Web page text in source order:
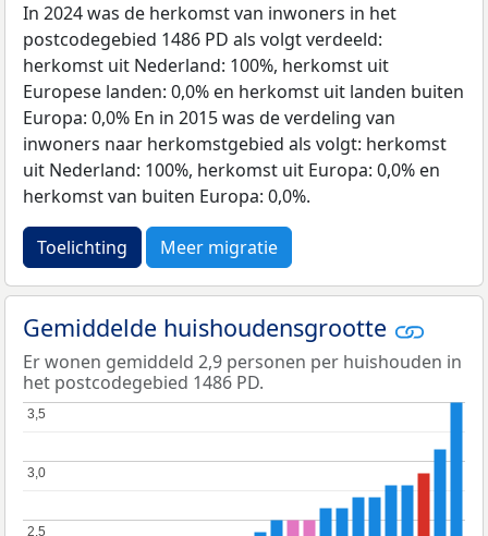
In 2024 was de herkomst van inwoners in het
postcodegebied 1486 PD als volgt verdeeld:
herkomst uit Nederland: 100%, herkomst uit
Europese landen: 0,0% en herkomst uit landen buiten
Europa: 0,0% En in 2015 was de verdeling van
inwoners naar herkomstgebied als volgt: herkomst
uit Nederland: 100%, herkomst uit Europa: 0,0% en
herkomst van buiten Europa: 0,0%.
Toelichting Meer migratie
Gemiddelde huishoudensgrootte
Er wonen gemiddeld 2,9 personen per huishouden in
het postcodegebied 1486 PD.
2,5
2,5
3,0
3,0
3,5
3,5